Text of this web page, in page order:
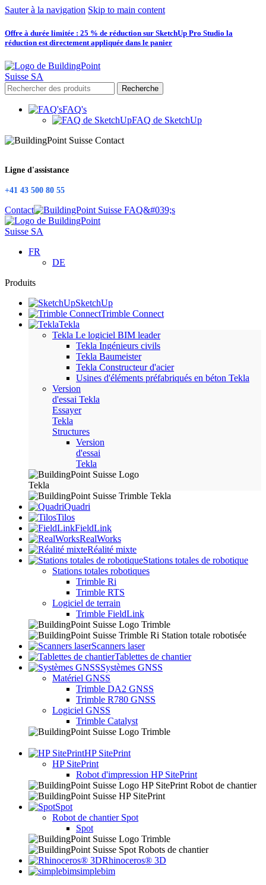
Sauter à la navigation Skip to main content
Offre à durée limitée : 25 % de réduction sur SketchUp Pro Studio la
réduction est directement appliquée dans le panier
Recherche
FAQ's
FAQ de SketchUp
Ligne d'assistance
+41 43 500 80 55
Contact
FR
DE
Produits
SketchUp
Trimble Connect
Tekla
Tekla Le logiciel BIM leader
Tekla Ingénieurs civils
Tekla Baumeister
Tekla Constructeur d'acier
Usines d'éléments préfabriqués en béton Tekla
Version
d'essai Tekla
Essayer
Tekla
Structures
Version
d'essai
Tekla
Quadri
Tilos
FieldLink
RealWorks
Réalité mixte
Stations totales de robotique
Stations totales robotiques
Trimble Ri
Trimble RTS
Logiciel de terrain
Trimble FieldLink
Scanners laser
Tablettes de chantier
Systèmes GNSS
Matériel GNSS
Trimble DA2 GNSS
Trimble R780 GNSS
Logiciel GNSS
Trimble Catalyst
HP SitePrint
HP SitePrint
Robot d'impression HP SitePrint
Spot
Robot de chantier Spot
Spot
Rhinoceros® 3D
simplebim